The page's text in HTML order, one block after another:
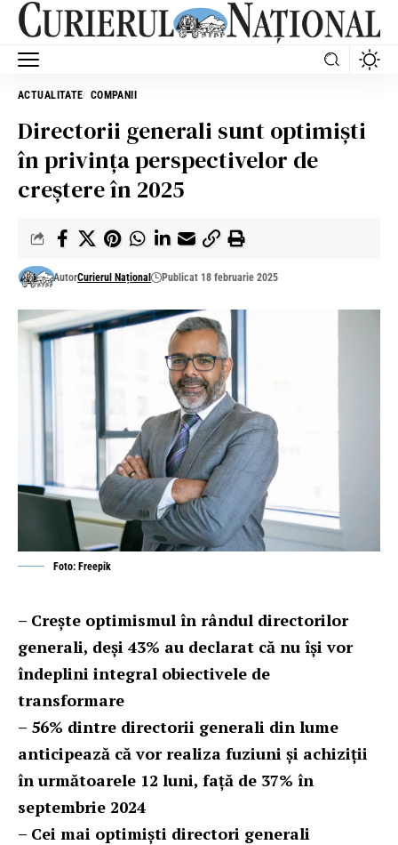
ACTUALITATE COMPANII
Directorii generali sunt optimiști
în privința perspectivelor de
creștere în 2025
AutorCurierul Național Publicat 18 februarie 2025
Foto: Freepik
– Crește optimismul în rândul directorilor
generali, deși 43% au declarat că nu își vor
îndeplini integral obiectivele de
transformare
– 56% dintre directorii generali din lume
anticipează că vor realiza fuziuni și achiziții
în următoarele 12 luni, față de 37% în
septembrie 2024
– Cei mai optimiști directori generali